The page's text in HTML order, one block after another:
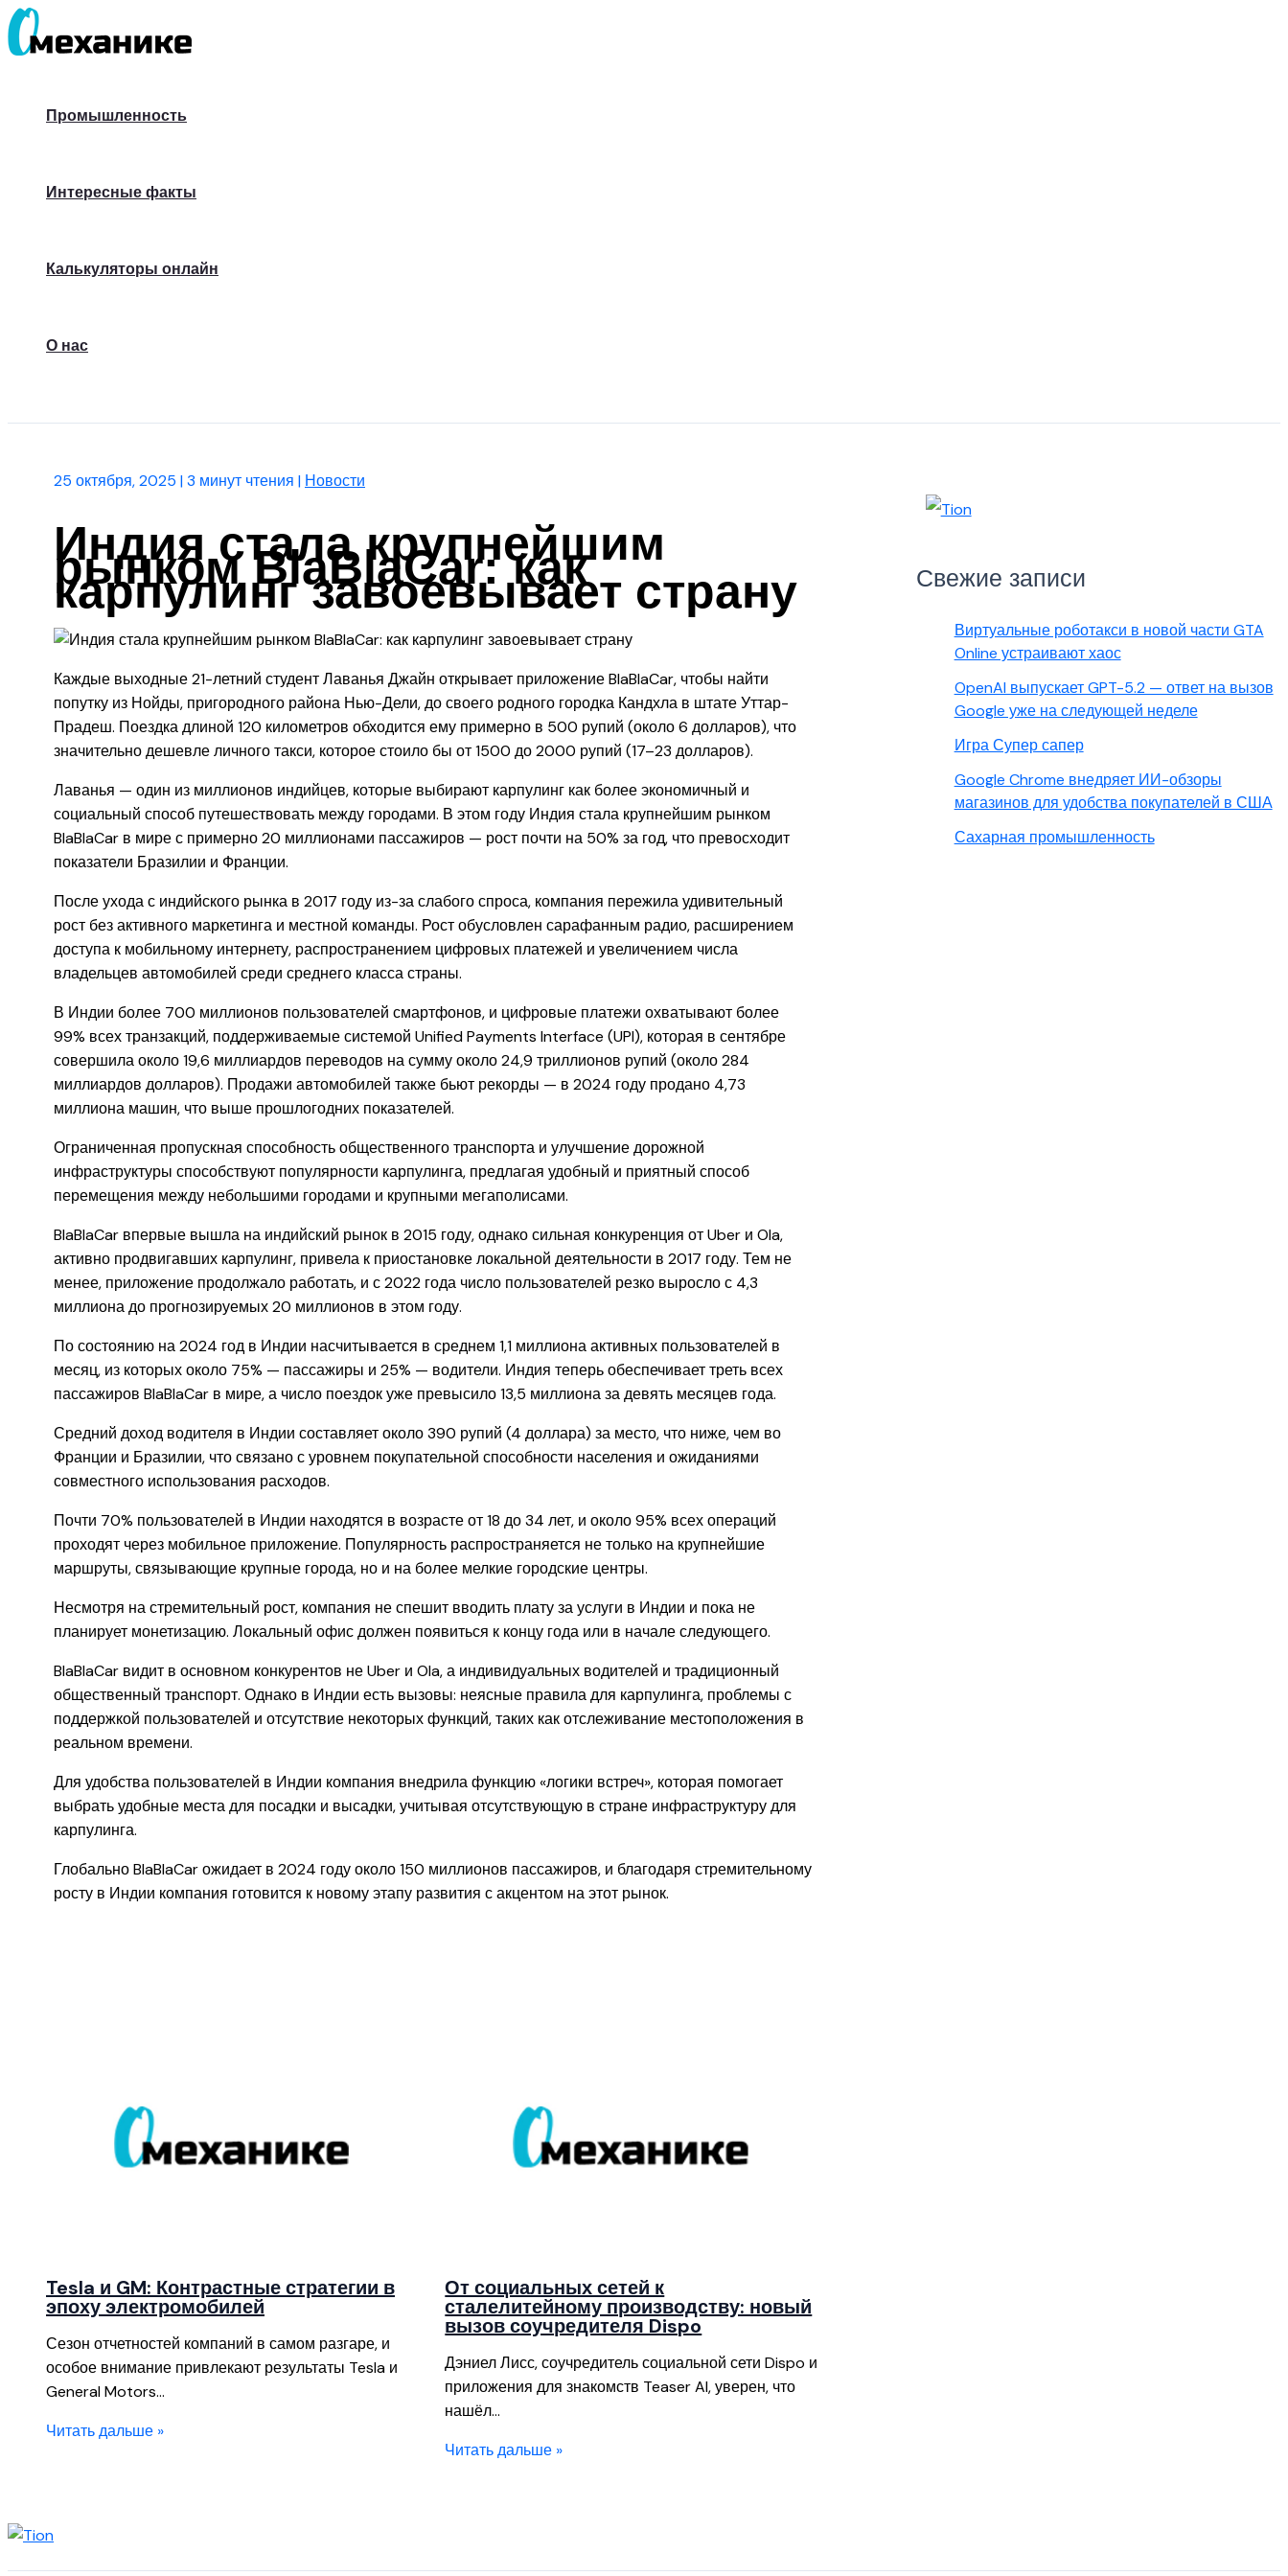
Перейти
к
Промышленность
Интересные факты
Калькуляторы онлайн
О нас
25 октября, 2025 |3 минут чтения | Новости
Индия стала крупнейшим
рынком BlaBlaCar: как
карпулинг завоевывает страну
Каждые выходные 21-летний студент Лаванья Джайн открывает приложение BlaBlaCar, чтобы найти
попутку из Нойды, пригородного района Нью-Дели, до своего родного городка Кандхла в штате Уттар-
Прадеш. Поездка длиной 120 километров обходится ему примерно в 500 рупий (около 6 долларов), что
значительно дешевле личного такси, которое стоило бы от 1500 до 2000 рупий (17–23 долларов).
Лаванья — один из миллионов индийцев, которые выбирают карпулинг как более экономичный и
социальный способ путешествовать между городами. В этом году Индия стала крупнейшим рынком
BlaBlaCar в мире с примерно 20 миллионами пассажиров — рост почти на 50% за год, что превосходит
показатели Бразилии и Франции.
После ухода с индийского рынка в 2017 году из-за слабого спроса, компания пережила удивительный
рост без активного маркетинга и местной команды. Рост обусловлен сарафанным радио, расширением
доступа к мобильному интернету, распространением цифровых платежей и увеличением числа
владельцев автомобилей среди среднего класса страны.
В Индии более 700 миллионов пользователей смартфонов, и цифровые платежи охватывают более
99% всех транзакций, поддерживаемые системой Unified Payments Interface (UPI), которая в сентябре
совершила около 19,6 миллиардов переводов на сумму около 24,9 триллионов рупий (около 284
миллиардов долларов). Продажи автомобилей также бьют рекорды — в 2024 году продано 4,73
миллиона машин, что выше прошлогодних показателей.
Ограниченная пропускная способность общественного транспорта и улучшение дорожной
инфраструктуры способствуют популярности карпулинга, предлагая удобный и приятный способ
перемещения между небольшими городами и крупными мегаполисами.
BlaBlaCar впервые вышла на индийский рынок в 2015 году, однако сильная конкуренция от Uber и Ola,
активно продвигавших карпулинг, привела к приостановке локальной деятельности в 2017 году. Тем не
менее, приложение продолжало работать, и с 2022 года число пользователей резко выросло с 4,3
миллиона до прогнозируемых 20 миллионов в этом году.
По состоянию на 2024 год в Индии насчитывается в среднем 1,1 миллиона активных пользователей в
месяц, из которых около 75% — пассажиры и 25% — водители. Индия теперь обеспечивает треть всех
пассажиров BlaBlaCar в мире, а число поездок уже превысило 13,5 миллиона за девять месяцев года.
Средний доход водителя в Индии составляет около 390 рупий (4 доллара) за место, что ниже, чем во
Франции и Бразилии, что связано с уровнем покупательной способности населения и ожиданиями
совместного использования расходов.
Почти 70% пользователей в Индии находятся в возрасте от 18 до 34 лет, и около 95% всех операций
проходят через мобильное приложение. Популярность распространяется не только на крупнейшие
маршруты, связывающие крупные города, но и на более мелкие городские центры.
Несмотря на стремительный рост, компания не спешит вводить плату за услуги в Индии и пока не
планирует монетизацию. Локальный офис должен появиться к концу года или в начале следующего.
BlaBlaCar видит в основном конкурентов не Uber и Ola, а индивидуальных водителей и традиционный
общественный транспорт. Однако в Индии есть вызовы: неясные правила для карпулинга, проблемы с
поддержкой пользователей и отсутствие некоторых функций, таких как отслеживание местоположения в
реальном времени.
Для удобства пользователей в Индии компания внедрила функцию «логики встреч», которая помогает
выбрать удобные места для посадки и высадки, учитывая отсутствующую в стране инфраструктуру для
карпулинга.
Глобально BlaBlaCar ожидает в 2024 году около 150 миллионов пассажиров, и благодаря стремительному
росту в Индии компания готовится к новому этапу развития с акцентом на этот рынок.
Tesla и GM: Контрастные стратегии в
эпоху электромобилей
Сезон отчетностей компаний в самом разгаре, и
особое внимание привлекают результаты Tesla и
General Motors…
Читать дальше »
От социальных сетей к
сталелитейному производству: новый
вызов соучредителя Dispo
Дэниел Лисс, соучредитель социальной сети Dispo и
приложения для знакомств Teaser AI, уверен, что
нашёл…
Читать дальше »
Свежие записи
Виртуальные роботакси в новой части GTA
Online устраивают хаос
OpenAI выпускает GPT-5.2 — ответ на вызов
Google уже на следующей неделе
Игра Супер сапер
Google Chrome внедряет ИИ-обзоры
магазинов для удобства покупателей в США
Сахарная промышленность